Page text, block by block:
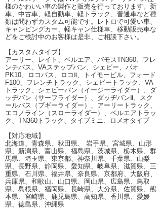
様のかわいい車の製作と販売を行っております。新
車、中古車、軽自動車、軽トラック、普通車など種
類は問わずカスタム可能です。レトロで可愛い車、
キャンピングカー、軽キャン仕様車、移動販売車な
どをご検討中のお客様は是非、ご相談下さい。
【カスタムタイプ】
アーリー、レイト、ベルエア、バモスTN360、フレ
ンチバス、VAステップバン、シェビー、パオ
PK10、ロコバス、ロコⅡ、トイモービル、フォード
F100、フレンチトラック、シェビートラック、VA
トラック、シェビーバン（イージーライダー）、ダ
ッヂバン（サーフライダー）、ダッヂバンⅡ、スク
ールバス（ブギーライダー）、アーリートラック、
エコノライン（スローライダー）、ベルエアトラッ
ク、TN360トラック、タイプミニ、ロメオタイプ
【対応地域】
北海道、青森県、秋田県、 岩手県、宮城県、山形
県、新潟県、富山県、福島県、茨城県、栃木県、群
馬県、埼玉県、東京都、神奈川県、千葉県、山梨
県、長野県、静岡県、愛知県、岐阜県、滋賀県、三
重県、石川県、福井県、奈良県、京都府、大阪府、
兵庫県、和歌山、山口県、岡山県、広島県、鳥取
県、島根県、福岡県、長崎県、大分県、佐賀県、熊
本県、宮崎県、鹿児島県、高知県、香川県、愛媛
県、徳島県、沖縄県